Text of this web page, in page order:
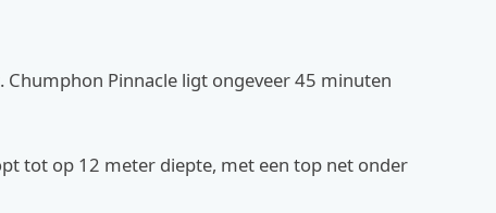
Pinnacle ligt ongeveer 45 minuten
tot op 12 meter diepte, met een top net onder